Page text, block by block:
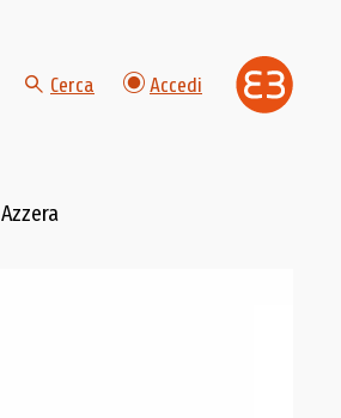
Cerca Accedi
Azzera